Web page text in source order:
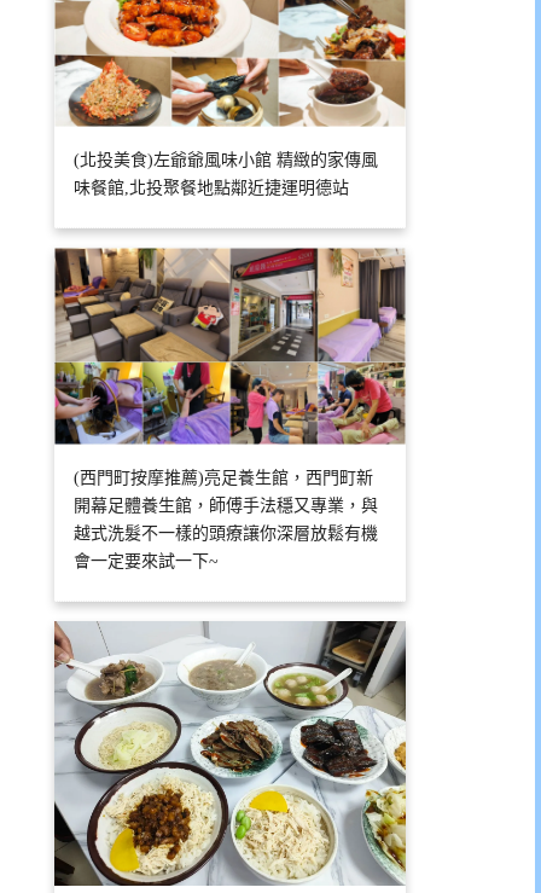
(北投美食)左爺爺風味小館 精緻的家傳風
味餐館,北投聚餐地點鄰近捷運明德站
(西門町按摩推薦)亮足養生館，西門町新
開幕足體養生館，師傅手法穩又專業，與
越式洗髮不一樣的頭療讓你深層放鬆有機
會一定要來試一下~